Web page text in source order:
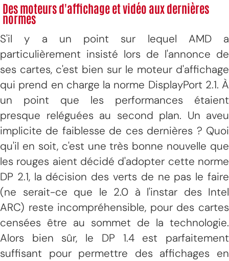
Des moteurs d'affichage et vidéo aux dernières
normes
S'il y a un point sur lequel AMD a
particulièrement insisté lors de l'annonce de
ses cartes, c'est bien sur le moteur d'affichage
qui prend en charge la norme DisplayPort 2.1. À
un point que les performances étaient
presque reléguées au second plan. Un aveu
implicite de faiblesse de ces dernières ? Quoi
qu'il en soit, c'est une très bonne nouvelle que
les rouges aient décidé d'adopter cette norme
DP 2.1, la décision des verts de ne pas le faire
(ne serait-ce que le 2.0 à l'instar des Intel
ARC) reste incompréhensible, pour des cartes
censées être au sommet de la technologie.
Alors bien sûr, le DP 1.4 est parfaitement
suffisant pour permettre des affichages en